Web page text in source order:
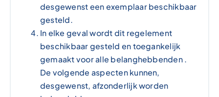
desgewenst een exemplaar beschikbaar
gesteld.
In elke geval wordt dit regelement
beschikbaar gesteld en toegankelijk
gemaakt voor alle belanghebbenden .
De volgende aspecten kunnen,
desgewenst, afzonderlijk worden